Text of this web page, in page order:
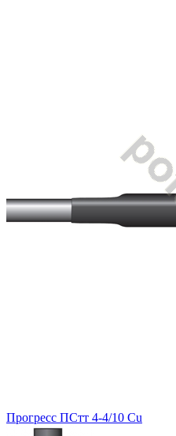
Прогресс ПСтт 4-4/10 Cu